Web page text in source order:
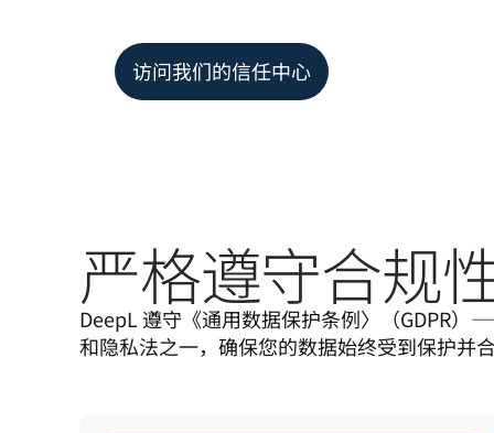
访问我们的信任中心
严格遵守合规
DeepL 遵守《通用数据保护条例〉（GDPR
和隐私法之一，确保您的数据始终受到保护并